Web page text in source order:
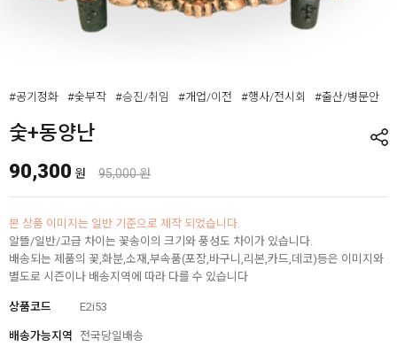
#공기정화 #숯부작 #승진/취임 #개업/이전 #행사/전시회 #출산/병문안
숯+동양난
90,300 원 95,000 원
본 상품 이미지는 일반 기준으로 제작 되었습니다.
알뜰/일반/고급 차이는 꽃송이의 크기와 풍성도 차이가 있습니다.
배송되는 제품의 꽃,화분,소재,부속품(포장,바구니,리본,카드,데코)등은 이미지와
별도로 시즌이나 배송지역에 따라 다를 수 있습니다
상품코드 E2i53
배송가능지역 전국당일배송